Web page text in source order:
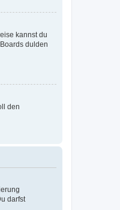
kannst du
dulden
den
darfst